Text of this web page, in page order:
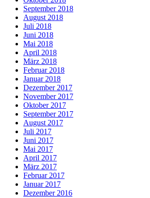
September 2018
August 2018
Juli 2018
Juni 2018
Mai 2018
April 2018
März 2018
Februar 2018
Januar 2018
Dezember 2017
November 2017
Oktober 2017
September 2017
August 2017
Juli 2017
Juni 2017
Mai 2017
April 2017
März 2017
Februar 2017
Januar 2017
Dezember 2016